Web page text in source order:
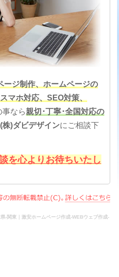
ージ制作、ホームページの
マホ対応、SEO対策、
事なら親切･丁寧･全国対応の
(株)ダビデザインにご相談下
を心よりお待ちいたし
-関東｜激安ホームページ作成-WEBウェブ作成-